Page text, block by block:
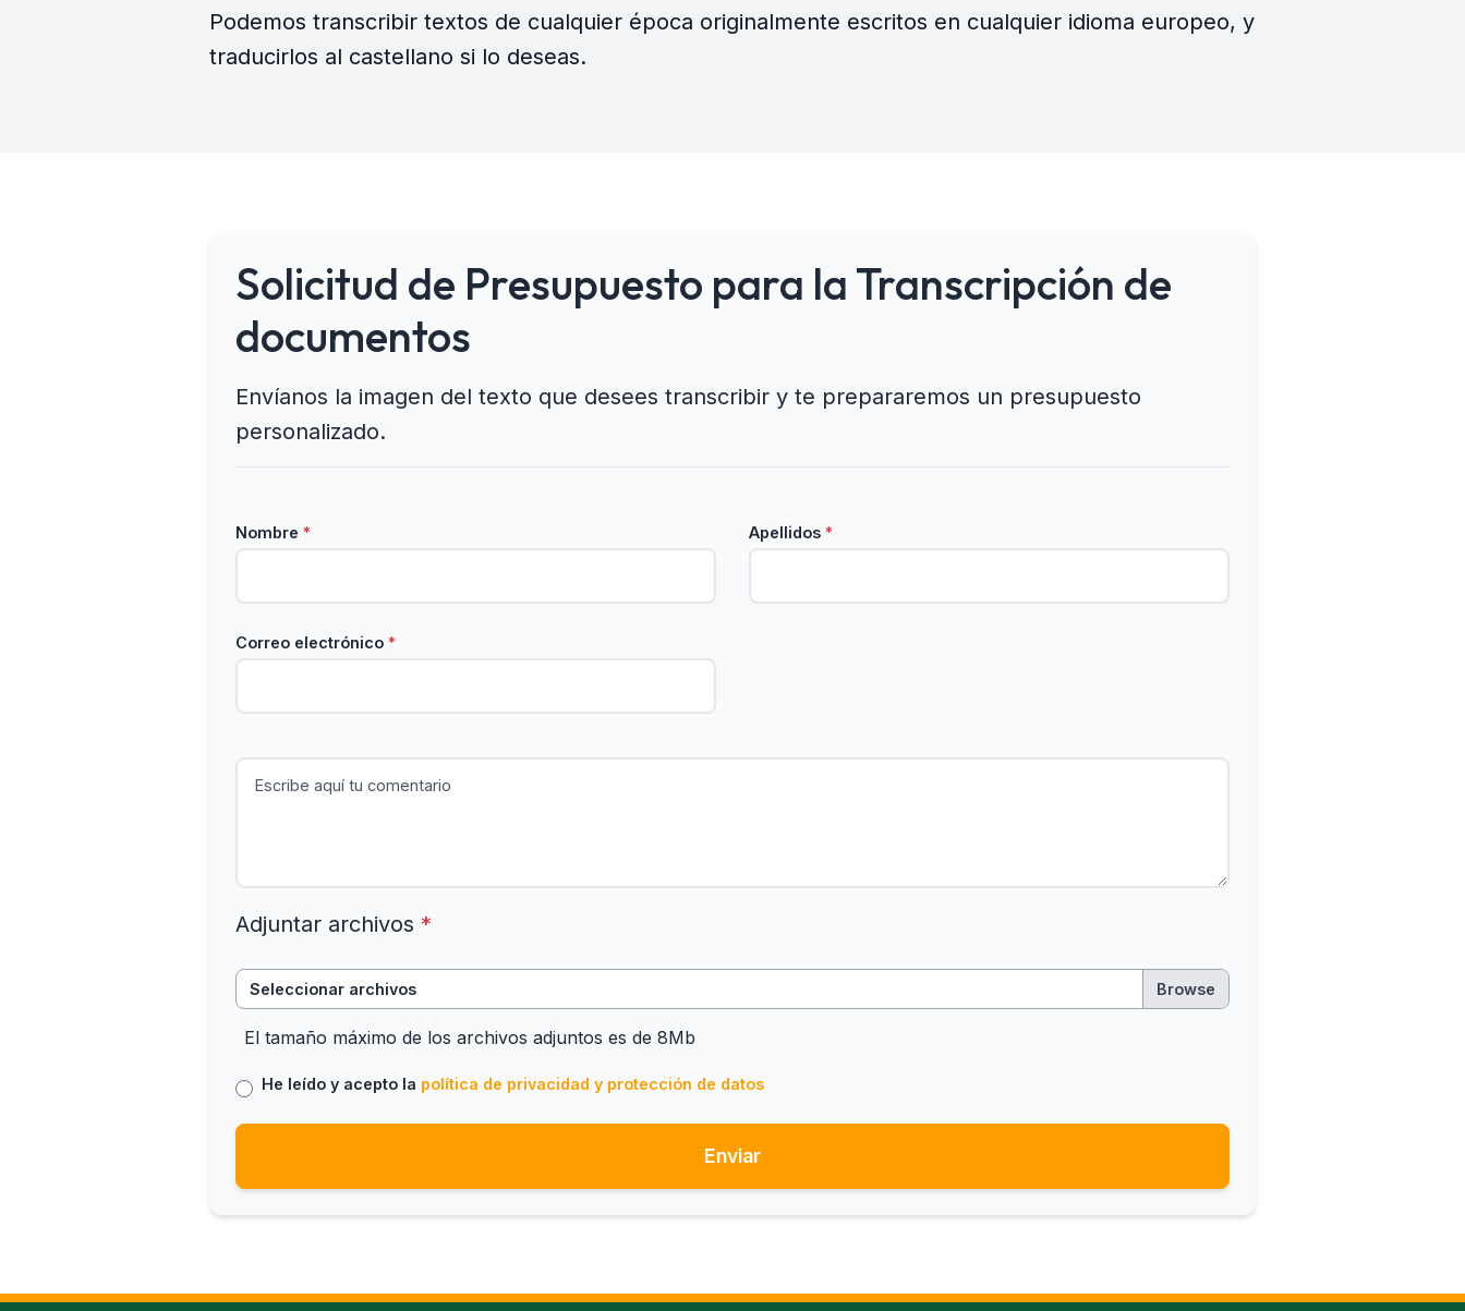
Podemos transcribir textos de cualquier época originalmente escritos en cualquier idioma europeo, y
traducirlos al castellano si lo deseas.
Solicitud de Presupuesto para la Transcripción de
documentos
Envíanos la imagen del texto que desees transcribir y te prepararemos un presupuesto
personalizado.
Nombre * Apellidos *
Correo electrónico *
Adjuntar archivos *
Seleccionar archivos
El tamaño máximo de los archivos adjuntos es de 8Mb
He leído y acepto la política de privacidad y protección de datos
Enviar